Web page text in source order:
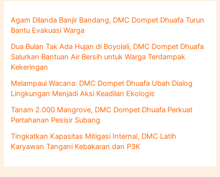
t
u
k
:
Agam Dilanda Banjir Bandang, DMC Dompet Dhuafa Turun
Bantu Evakuasi Warga
Dua Bulan Tak Ada Hujan di Boyolali, DMC Dompet Dhuafa
Salurkan Bantuan Air Bersih untuk Warga Terdampak
Kekeringan
Melampaui Wacana: DMC Dompet Dhuafa Ubah Dialog
Lingkungan Menjadi Aksi Keadilan Ekologis
Tanam 2.000 Mangrove, DMC Dompet Dhuafa Perkuat
Pertahanan Pesisir Subang
Tingkatkan Kapasitas Mitigasi Internal, DMC Latih
Karyawan Tangani Kebakaran dan P3K